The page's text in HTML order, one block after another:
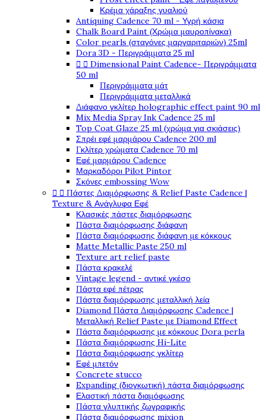
Κρέμα χάραξης γυαλιού
Antiquing Cadence 70 ml - Υγρή κάσια
Chalk Board Paint (Χρώμα μαυροπίνακα)
Color pearls (σταγόνες μαργαριταριών) 25ml
Dora 3D - Περιγράμματα 25 ml
  Dimensional Paint Cadence- Περιγράμματα
50 ml
Περιγράμματα μάτ
Περιγράμματα μεταλλικά
Διάφανο γκλίτερ holographic effect paint 90 ml
Mix Media Spray Ink Cadence 25 ml
Top Coat Glaze 25 ml (χρώμα για σκιάσεις)
Σπρέι εφέ μαρμάρου Cadence 200 ml
Γκλίτερ χρώματα Cadence 70 ml
Εφέ μαρμάρου Cadence
Μαρκαδόροι Pilot Pintor
Σκόνες embossing Wow
  Πάστες Διαμόρφωσης & Relief Paste Cadence |
Texture & Ανάγλυφα Εφέ
Κλασικές πάστες διαμόρφωσης
Πάστα διαμόρφωσης διάφανη
Πάστα διαμόρφωσης διάφανη με κόκκους
Matte Metallic Paste 250 ml
Texture art relief paste
Πάστα κρακελέ
Vintage legend - αντικέ γκέσο
Πάστα εφέ πέτρας
Πάστα διαμόρφωσης μεταλλική λεία
Diamond Πάστα Διαμόρφωσης Cadence |
Μεταλλική Relief Paste με Diamond Effect
Πάστα διαμόρφωσης με κόκκους Dora perla
Πάστα διαμόρφωσης Hi-Lite
Πάστα διαμόρφωσης γκλίτερ
Εφέ μπετόν
Concrete stucco
Expanding (διογκωτική) πάστα διαμόρφωσης
Ελαστική πάστα διαμόφωσης
Πάστα γλυπτικής ζωγραφικής
Πάστα διαμόρφωσης mixion